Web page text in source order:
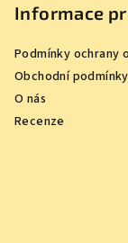
Informace
Podmínky ochrany
Obchodní podmínky
O nás
Recenze